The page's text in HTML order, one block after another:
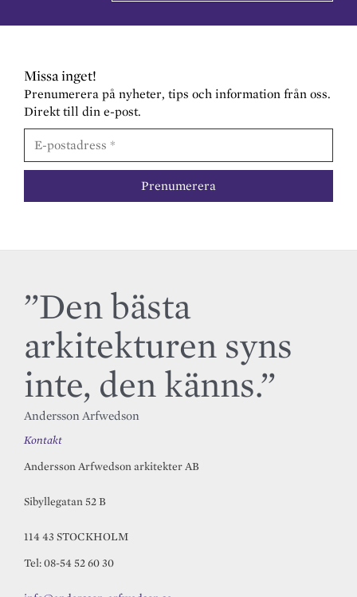
Missa inget!
Prenumerera på nyheter, tips och information från oss.
Direkt till din e-post.
”Den bästa
arkitekturen syns
inte, den känns.”
Andersson Arfwedson
Kontakt
Andersson Arfwedson arkitekter AB
Sibyllegatan 52 B
114 43 STOCKHOLM
Tel: 08-54 52 60 30